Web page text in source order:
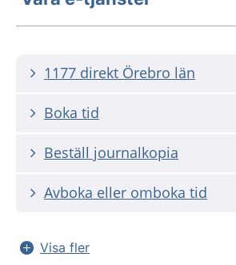
1177 direkt Örebro län
Boka tid
Beställ journalkopia
Avboka eller omboka tid
Visa fler